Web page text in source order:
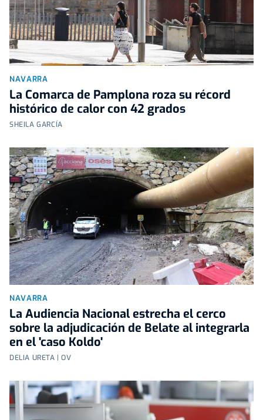
NAVARRA
La Comarca de Pamplona roza su récord
histórico de calor con 42 grados
SHEILA GARCÍA
NAVARRA
La Audiencia Nacional estrecha el cerco
sobre la adjudicación de Belate al integrarla
en el 'caso Koldo'
DELIA URETA | OV